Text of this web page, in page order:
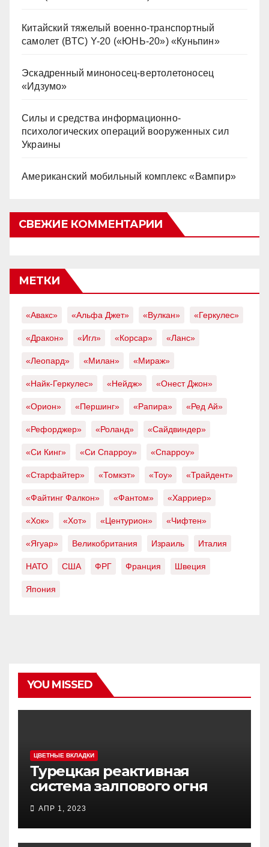
Китайский тяжелый военно-транспортный
самолет (BTC) Y-20 («ЮНЬ-20») «Куньпин»
Эскадренный миноносец-вертолетоносец
«Идзумо»
Силы и средства информационно-
психологических операций вооруженных сил
Украины
Американский мобильный комплекс «Вампир»
СВЕЖИЕ КОММЕНТАРИИ
МЕТКИ
«Авакс» «Альфа Джет» «Вулкан» «Геркулес»
«Дракон» «Игл» «Корсар» «Ланс»
«Леопард» «Милан» «Мираж»
«Найк-Геркулес» «Нейдж» «Онест Джон»
«Орион» «Першинг» «Рапира» «Ред Ай»
«Рефорджер» «Роланд» «Сайдвиндер»
«Си Кинг» «Си Спарроу» «Спарроу»
«Старфайтер» «Томкэт» «Тоу» «Трайдент»
«Файтинг Фалкон» «Фантом» «Харриер»
«Хок» «Хот» «Центурион» «Чифтен»
«Ягуар» Великобритания Израиль Италия
НАТО США ФРГ Франция Швеция
Япония
YOU MISSED
ЦВЕТНЫЕ ВКЛАДКИ
Турецкая реактивная
система залпового огня
АПР 1, 2023